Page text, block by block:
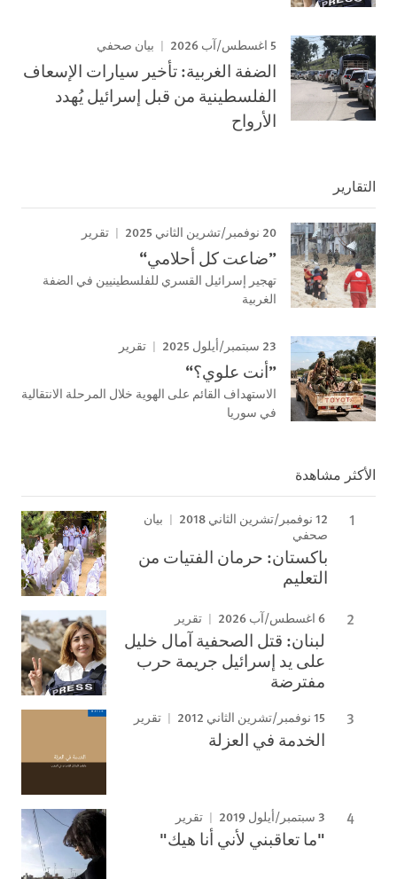
5 اغسطس/آب 2026 بيان صحفي
الضفة الغربية: تأخير سيارات الإسعاف
الفلسطينية من قبل إسرائيل يُهدد
الأرواح
التقارير
20 نوفمبر/تشرين الثاني 2025 تقرير
”ضاعت كل أحلامي“
تهجير إسرائيل القسري للفلسطينيين في الضفة
الغربية
23 سبتمبر/أيلول 2025 تقرير
”أنت علوي؟“
الاستهداف القائم على الهوية خلال المرحلة الانتقالية
في سوريا
الأكثر مشاهدة
12 نوفمبر/تشرين الثاني 2018
بيان
صحفي
باكستان: حرمان الفتيات من
التعليم
6 اغسطس/آب 2026 تقرير
لبنان: قتل الصحفية آمال خليل
على يد إسرائيل جريمة حرب
مفترضة
15 نوفمبر/تشرين الثاني 2012 تقرير
الخدمة في العزلة
3 سبتمبر/أيلول 2019 تقرير
"ما تعاقبني لأني أنا هيك"